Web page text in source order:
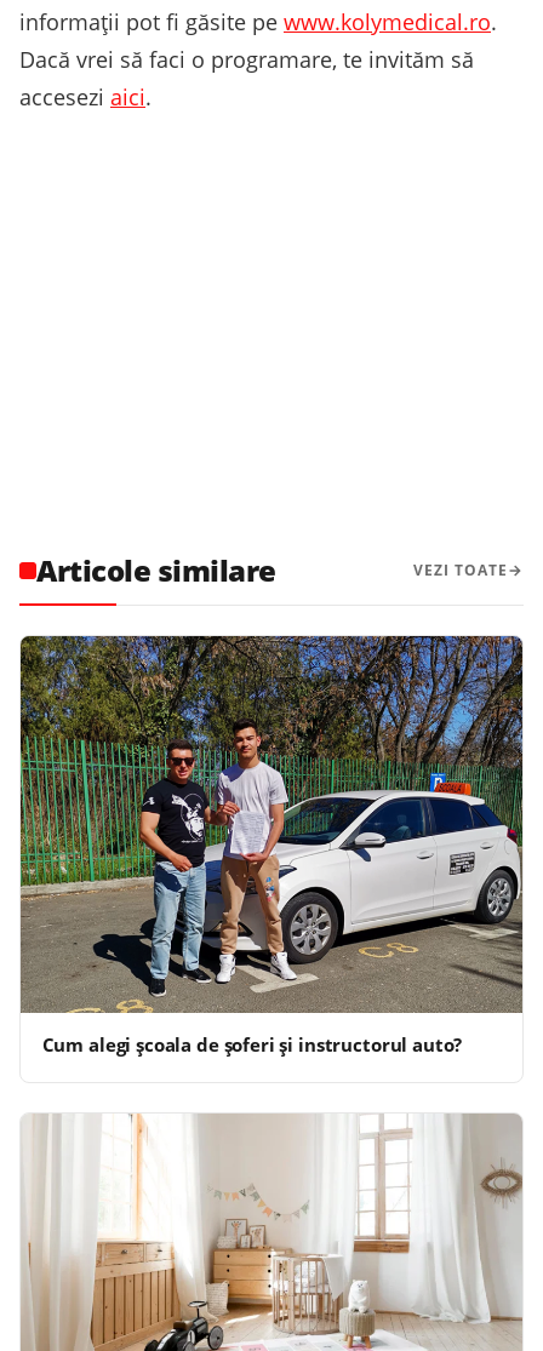
informații pot fi găsite pe www.kolymedical.ro.
Dacă vrei să faci o programare, te invităm să
accesezi aici.
Articole similare VEZI TOATE
Cum alegi școala de șoferi și instructorul auto?